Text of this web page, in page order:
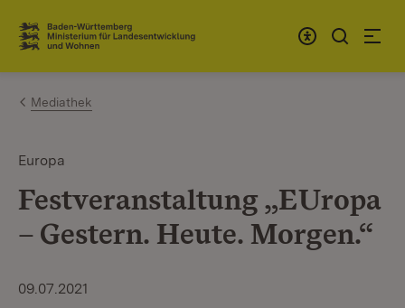
Zum Inhalt springen
Link zur Startseite
Mediathek
Europa
Festveranstaltung „EUropa
– Gestern. Heute. Morgen.“
09.07.2021